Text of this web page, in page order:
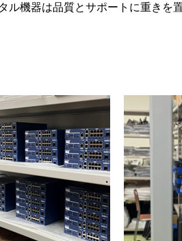
機器は品質とサポートに重きを